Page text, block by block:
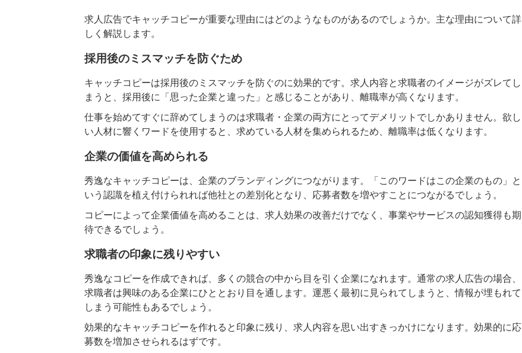
求人広告でキャッチコピーが重要な理由にはどのようなものがあるのでしょうか。主な理由について詳
しく解説します。
採用後のミスマッチを防ぐため
キャッチコピーは採用後のミスマッチを防ぐのに効果的です。求人内容と求職者のイメージがズレてし
まうと、採用後に「思った企業と違った」と感じることがあり、離職率が高くなります。
仕事を始めてすぐに辞めてしまうのは求職者・企業の両方にとってデメリットでしかありません。欲し
い人材に響くワードを使用すると、求めている人材を集められるため、離職率は低くなります。
企業の価値を高められる
秀逸なキャッチコピーは、企業のブランディングにつながります。「このワードはこの企業のもの」と
いう認識を植え付けられれば他社との差別化となり、応募者数を増やすことにつながるでしょう。
コピーによって企業価値を高めることは、求人効果の改善だけでなく、事業やサービスの認知獲得も期
待できるでしょう。
求職者の印象に残りやすい
秀逸なコピーを作成できれば、多くの競合の中から目を引く企業になれます。通常の求人広告の場合、
求職者は興味のある企業にひととおり目を通します。運悪く最初に見られてしまうと、情報が埋もれて
しまう可能性もあるでしょう。
効果的なキャッチコピーを作れると印象に残り、求人内容を思い出すきっかけになります。効果的に応
募数を増加させられるはずです。